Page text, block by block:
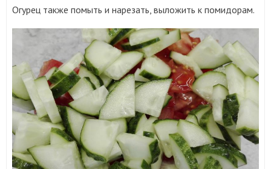
Огурец также помыть и нарезать, выложить к помидорам.